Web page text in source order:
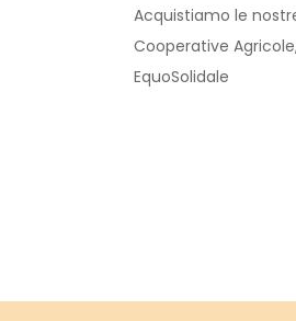
Acquistiamo le
Cooperative
EquoSolidale